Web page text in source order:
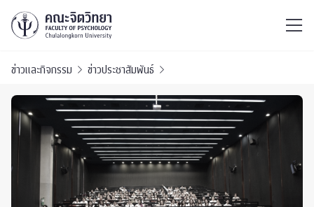
ข่าวและกิจกรรม ข่าวประชาสัมพันธ์